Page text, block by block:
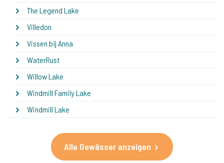
The Legend Lake
Villedon
Vissen bij Anna
WaterRust
Willow Lake
Windmill Family Lake
Windmill Lake
Alle Gewässer anzeigen